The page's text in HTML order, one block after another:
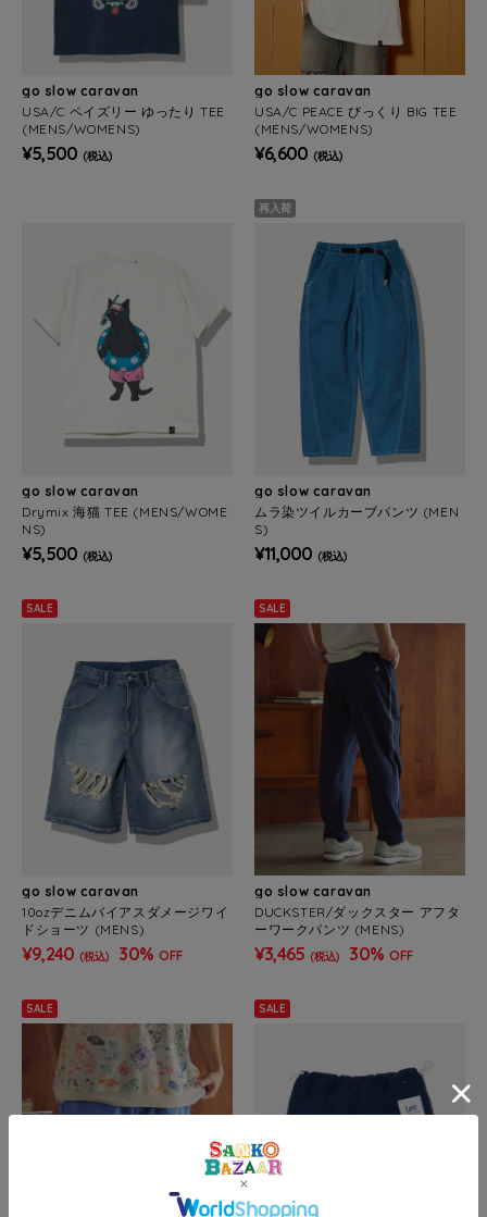
go slow caravan
USA/C ペイズリー ゆったり TEE
(MENS/WOMENS)
¥5,500 (税込)
go slow caravan
USA/C PEACE びっくり BIG TEE
(MENS/WOMENS)
¥6,600 (税込)
go slow caravan
Drymix 海猫 TEE (MENS/WOME
NS)
¥5,500 (税込)
再入荷
go slow caravan
ムラ染ツイルカーブパンツ (MEN
S)
¥11,000 (税込)
SALE
go slow caravan
10ozデニムバイアスダメージワイ
ドショーツ (MENS)
¥9,240 (税込) 30% OFF
SALE
go slow caravan
DUCKSTER/ダックスター アフタ
ーワークパンツ (MENS)
¥3,465 (税込) 30% OFF
SALE SALE